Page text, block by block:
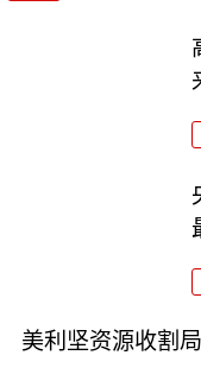
美利坚资源收割